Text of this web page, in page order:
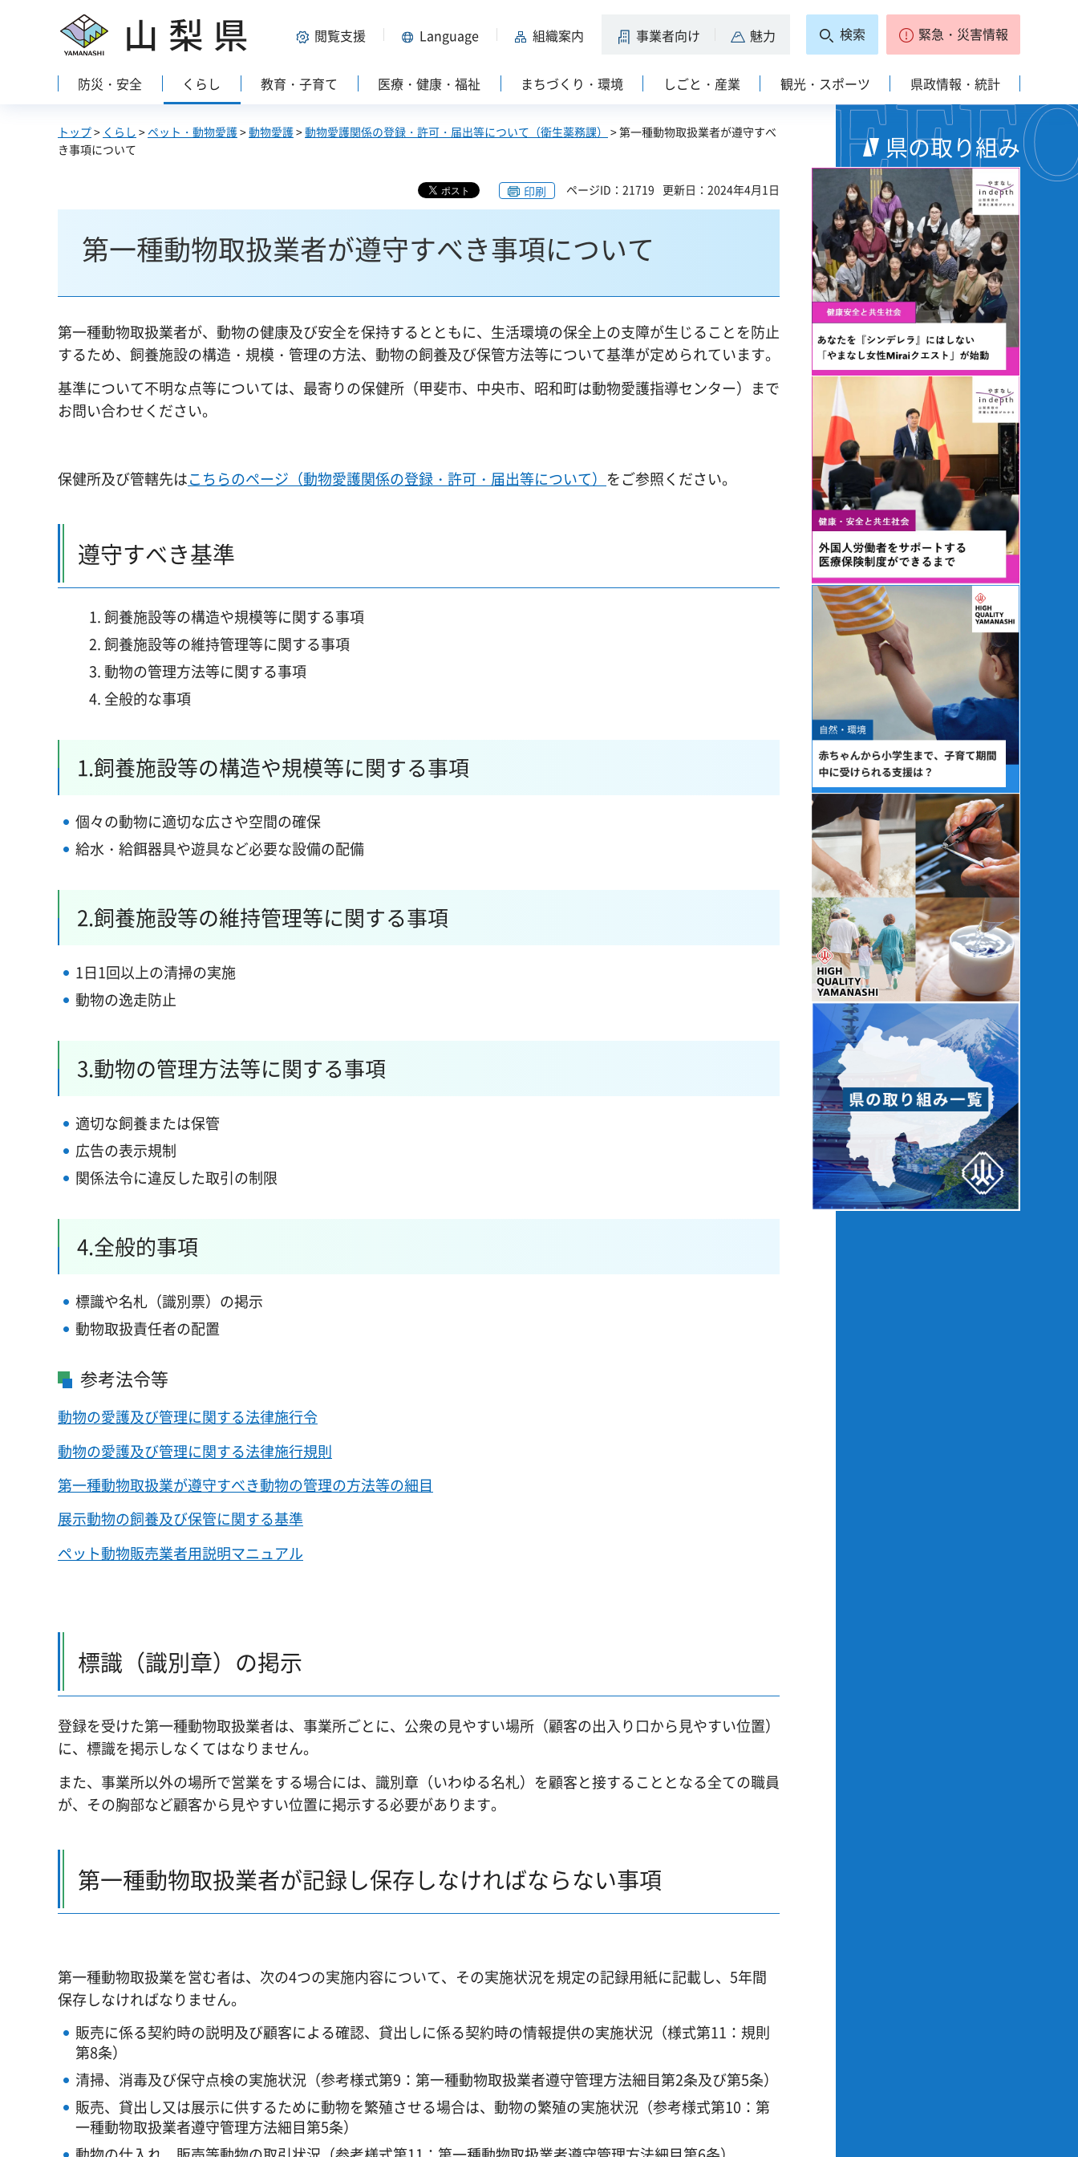
山梨県 閲覧支援 Language 組織案内 事業者向け 魅力 検索 緊急・災害情報
防災・安全 くらし 教育・子育て 医療・健康・福祉 まちづくり・環境 しごと・産業 観光・スポーツ 県政情報・統計
トップ> くらし > ペット・動物愛護>動物愛護>動物愛護関係の登録・許可・届出等について（衛生薬務課） > 第一種動物取扱業者が遵守すべ
き事項について
印刷 ページID：21719 更新日：2024年4月1日
第一種動物取扱業者が遵守すべき事項について
第一種動物取扱業者が、動物の健康及び安全を保持するとともに、生活環境の保全上の支障が生じることを防止
するため、飼養施設の構造・規模・管理の方法、動物の飼養及び保管方法等について基準が定められています。
基準について不明な点等については、最寄りの保健所（甲斐市、中央市、昭和町は動物愛護指導センター）まで
お問い合わせください。
保健所及び管轄先はこちらのページ（動物愛護関係の登録・許可・届出等について） をご参照ください。
遵守すべき基準
飼養施設等の構造や規模等に関する事項
飼養施設等の維持管理等に関する事項
動物の管理方法等に関する事項
全般的な事項
1.飼養施設等の構造や規模等に関する事項
個々の動物に適切な広さや空間の確保
給水・給餌器具や遊具など必要な設備の配備
2.飼養施設等の維持管理等に関する事項
1日1回以上の清掃の実施
動物の逸走防止
3.動物の管理方法等に関する事項
適切な飼養または保管
広告の表示規制
関係法令に違反した取引の制限
4.全般的事項
標識や名札（識別票）の掲示
動物取扱責任者の配置
参考法令等
動物の愛護及び管理に関する法律施行令
動物の愛護及び管理に関する法律施行規則
第一種動物取扱業が遵守すべき動物の管理の方法等の細目
展示動物の飼養及び保管に関する基準
ペット動物販売業者用説明マニュアル
標識（識別章）の掲示
登録を受けた第一種動物取扱業者は、事業所ごとに、公衆の見やすい場所（顧客の出入り口から見やすい位置）
に、標識を掲示しなくてはなりません。
また、事業所以外の場所で営業をする場合には、識別章（いわゆる名札）を顧客と接することとなる全ての職員
が、その胸部など顧客から見やすい位置に掲示する必要があります。
第一種動物取扱業者が記録し保存しなければならない事項
第一種動物取扱業を営む者は、次の4つの実施内容について、その実施状況を規定の記録用紙に記載し、5年間
保存しなければなりません。
販売に係る契約時の説明及び顧客による確認、貸出しに係る契約時の情報提供の実施状況（様式第11：規則
第8条）
清掃、消毒及び保守点検の実施状況（参考様式第9：第一種動物取扱業者遵守管理方法細目第2条及び第5条）
販売、貸出し又は展示に供するために動物を繁殖させる場合は、動物の繁殖の実施状況（参考様式第10：第
一種動物取扱業者遵守管理方法細目第5条）
県の取り組み